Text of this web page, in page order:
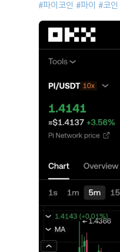
#파이코인 #파이 #코인